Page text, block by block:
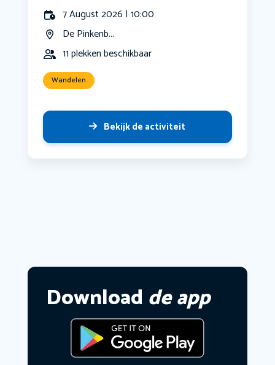
7 August 2026 | 10:00
De Pinkenb...
11 plekken beschikbaar
Wandelen
Bekijk de activiteit
Download de app